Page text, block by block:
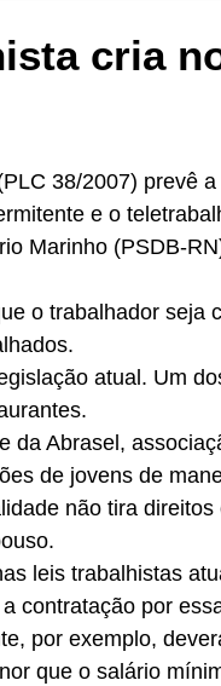
cria
38/2007) prevê
e o
Marinho (PSDB-
o trabalhador seja
atual. Um
da Abrasel,
de jovens de
não tira
leis trabalhistas
contratação por
por exemplo,
que o salário